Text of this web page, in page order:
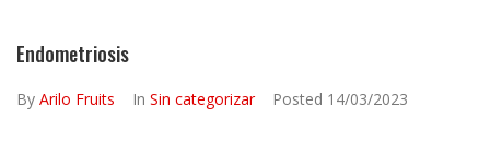
Endometriosis
By Arilo Fruits In Sin categorizar Posted 14/03/2023